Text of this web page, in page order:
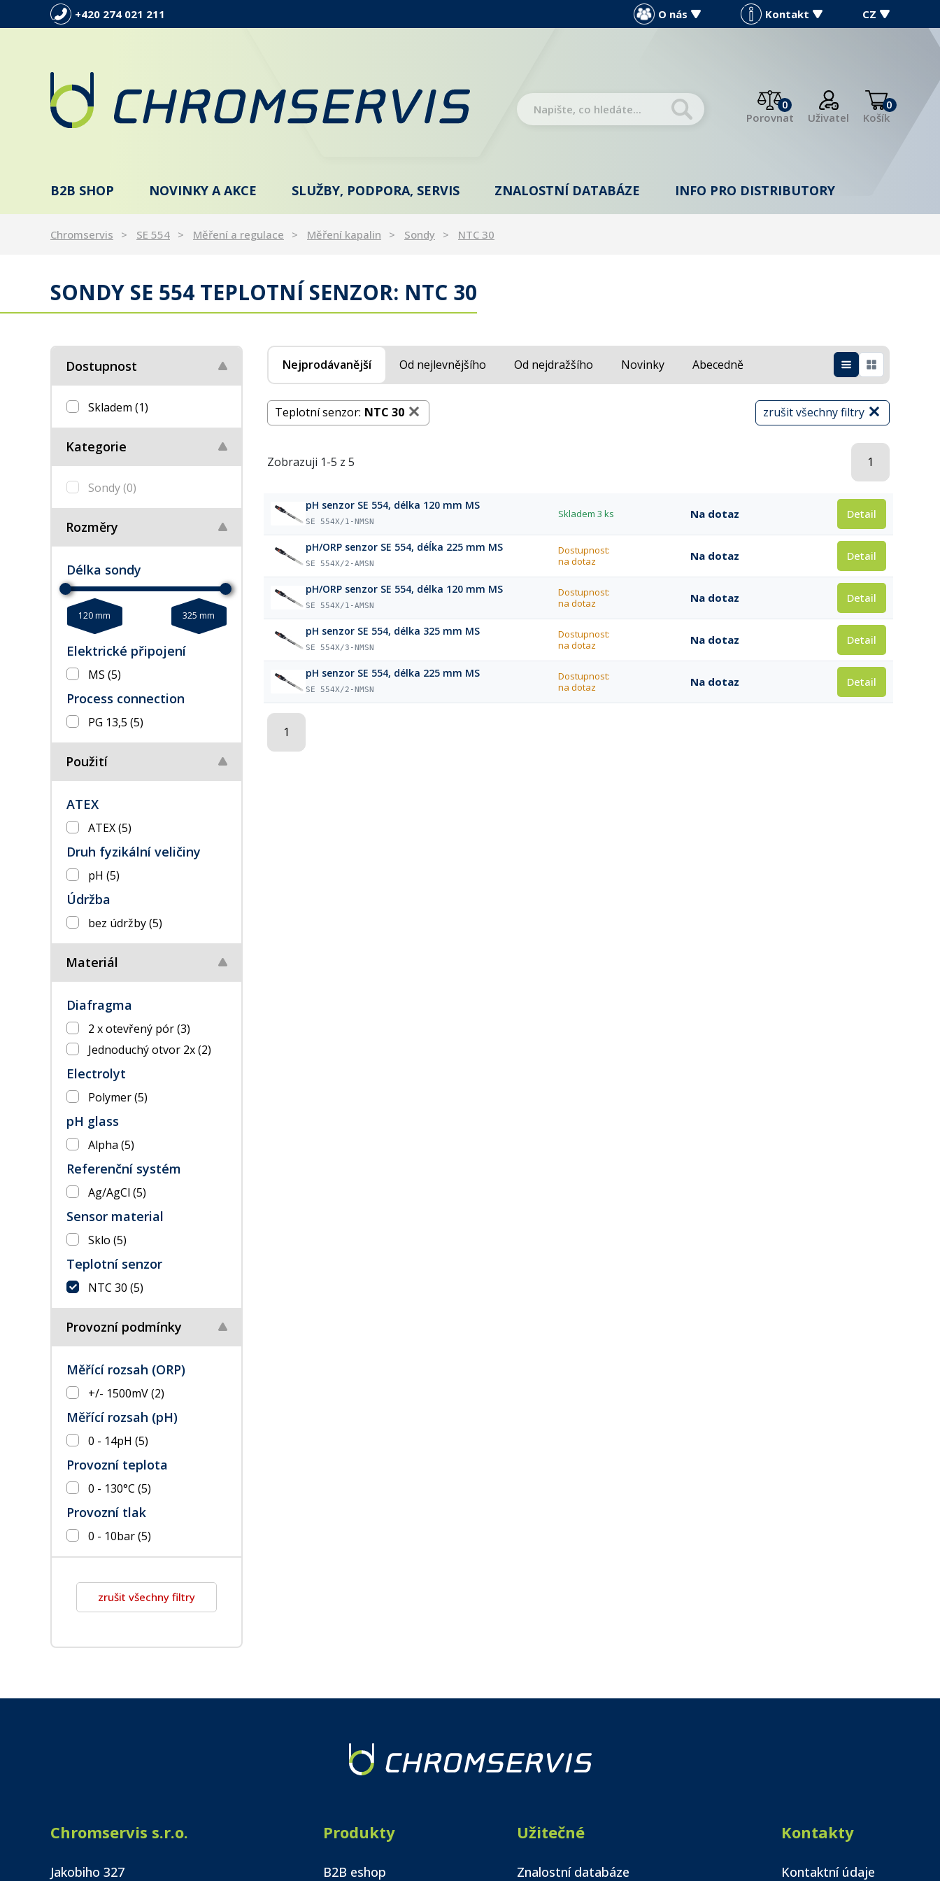
+420 274 021 211 O nás Kontakt CZ
0
Porovnat
Uživatel
0
Košík
B2B SHOP NOVINKY A AKCE SLUŽBY, PODPORA, SERVIS ZNALOSTNÍ DATABÁZE INFO PRO DISTRIBUTORY
Chromservis SE 554 Měření a regulace Měření kapalin Sondy NTC 30
SONDY SE 554 TEPLOTNÍ SENZOR: NTC 30
Dostupnost
Skladem (1)
Kategorie
Sondy(0)
Rozměry
Délka sondy
120 mm 325 mm
Elektrické připojení
MS (5)
Process connection
PG 13,5 (5)
Použití
ATEX
ATEX(5)
Druh fyzikální veličiny
pH (5)
Údržba
bez údržby(5)
Materiál
Diafragma
2 x otevřený pór(3)
Jednoduchý otvor 2x(2)
Electrolyt
Polymer(5)
pH glass
Alpha (5)
Referenční systém
Ag/AgCl (5)
Sensor material
Sklo (5)
Teplotní senzor
NTC 30 (5)
Provozní podmínky
Měřící rozsah (ORP)
+/- 1500mV(2)
Měřící rozsah (pH)
0 - 14pH (5)
Provozní teplota
0 - 130°C (5)
Provozní tlak
0 - 10bar(5)
zrušit všechny filtry
Nejprodávanější Od nejlevnějšího Od nejdražšího Novinky Abecedně
zrušit všechny filtry
Teplotní senzor: NTC 30
Zobrazuji 1-5 z 5 1
pH senzor SE 554, délka 120 mm MS
SE 554X/1-NMSN
Skladem 3 ks Na dotaz Detail
pH/ORP senzor SE 554, déĺka 225 mm MS
SE 554X/2-AMSN
Dostupnost:
na dotaz
Na dotaz Detail
pH/ORP senzor SE 554, délka 120 mm MS
SE 554X/1-AMSN
Dostupnost:
na dotaz
Na dotaz Detail
pH senzor SE 554, délka 325 mm MS
SE 554X/3-NMSN
Dostupnost:
na dotaz
Na dotaz Detail
pH senzor SE 554, délka 225 mm MS
SE 554X/2-NMSN
Dostupnost:
na dotaz
Na dotaz Detail
1
Chromservis s.r.o.
Jakobiho 327
Produkty
B2B eshop
Užitečné
Znalostní databáze
Kontakty
Kontaktní údaje